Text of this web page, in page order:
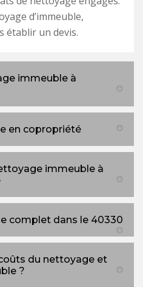
d’immeuble,
établir un devis.
immeuble à
en copropriété
immeuble à
complet dans le 40330
du nettoyage et
?